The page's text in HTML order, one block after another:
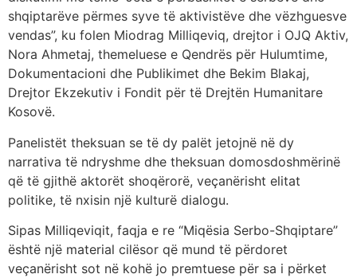
shqiptarëve përmes syve të aktivistëve dhe vëzhguesve
vendas”, ku folen Miodrag Milliqeviq, drejtor i OJQ Aktiv,
Nora Ahmetaj, themeluese e Qendrës për Hulumtime,
Dokumentacioni dhe Publikimet dhe Bekim Blakaj,
Drejtor Ekzekutiv i Fondit për të Drejtën Humanitare
Kosovë.
Panelistët theksuan se të dy palët jetojnë në dy
narrativa të ndryshme dhe theksuan domosdoshmërinë
që të gjithë aktorët shoqërorë, veçanërisht elitat
politike, të nxisin një kulturë dialogu.
Sipas Milliqeviqit, faqja e re “Miqësia Serbo-Shqiptare”
është një material cilësor që mund të përdoret
veçanërisht sot në kohë jo premtuese për sa i përket